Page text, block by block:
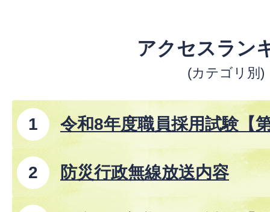
アクセスラン
(カテゴリ別)
令和8年度職員採用試験【
防災行政無線放送内容